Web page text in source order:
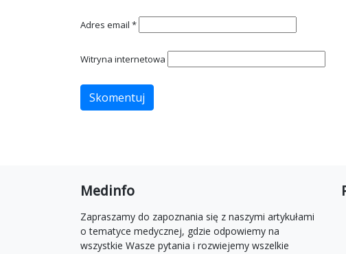
Adres email *
Witryna internetowa
Medinfo
Zapraszamy do zapoznania się z naszymi artykułami
o tematyce medycznej, gdzie odpowiemy na
wszystkie Wasze pytania i rozwiejemy wszelkie